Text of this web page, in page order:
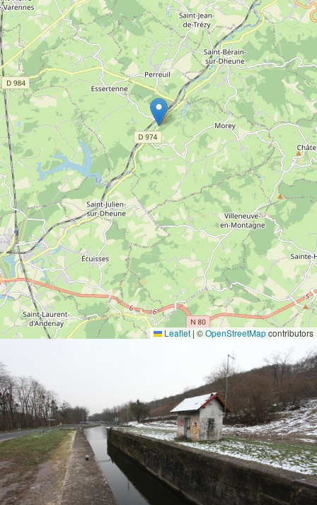
Leaflet | ©OpenStreetMapcontributors